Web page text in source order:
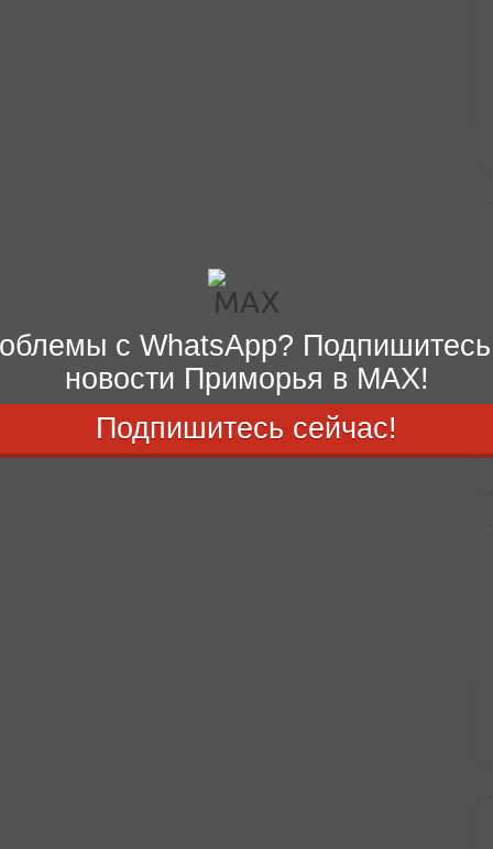
с WhatsApp?
новости Приморья в MAX!
Подпишитесь сейчас!